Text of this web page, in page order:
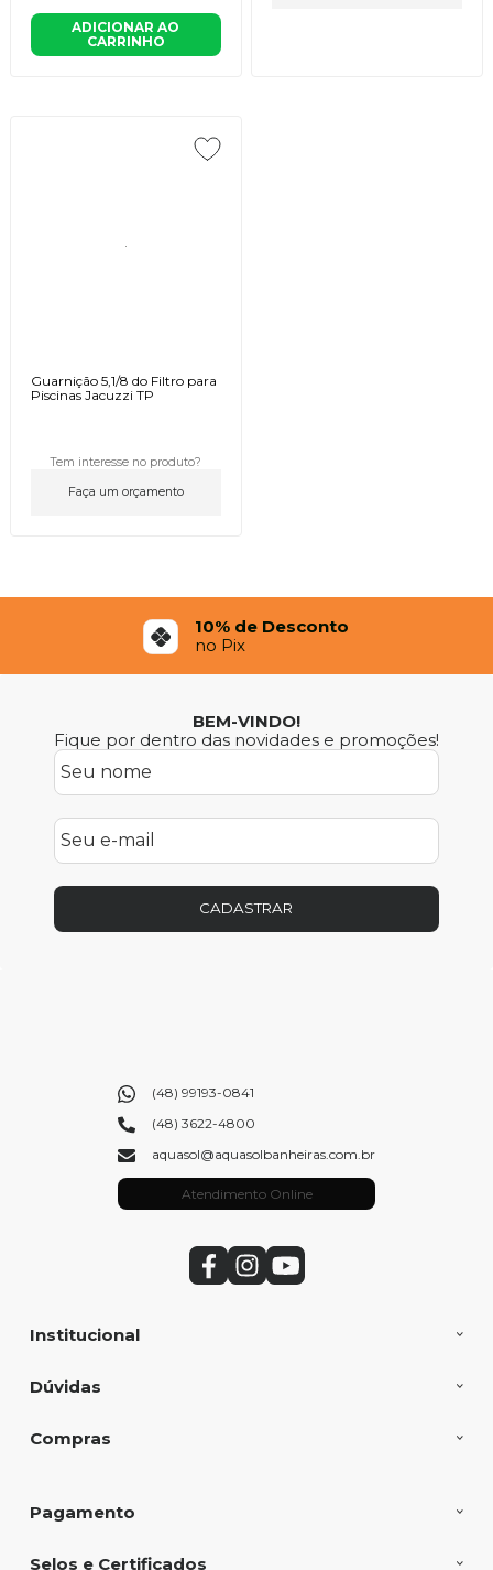
ADICIONAR AO
CARRINHO
Guarnição 5,1/8 do Filtro para
Piscinas Jacuzzi TP
Tem interesse no produto?
Faça um orçamento
10% de Desconto
no Pix
BEM-VINDO!
Fique por dentro das novidades e promoções!
CADASTRAR
Institucional
Dúvidas
Compras
(48) 99193-0841
(48) 3622-4800
aquasol@aquasolbanheiras.com.br
Atendimento Online
Pagamento
Selos e Certificados